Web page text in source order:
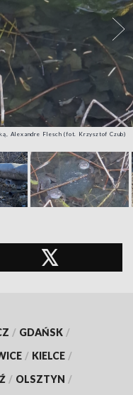
Alexandre Flesch (fot. Krzysztof Czub)
/ GDAŃSK /
/ KIELCE /
/ OLSZTYN /